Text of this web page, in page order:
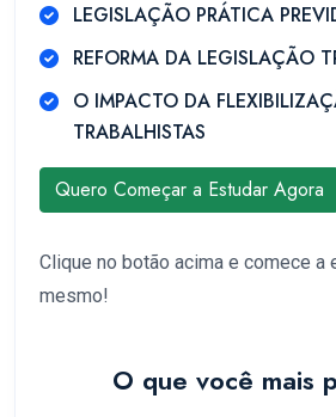
LEGISLAÇÃO PRÁTICA
REFORMA DA LEGISLAÇÃO
O IMPACTO DA
TRABALHISTAS
Quero Começar a Estudar Agora
Clique no botão acima e comece a
mesmo!
O que você mais